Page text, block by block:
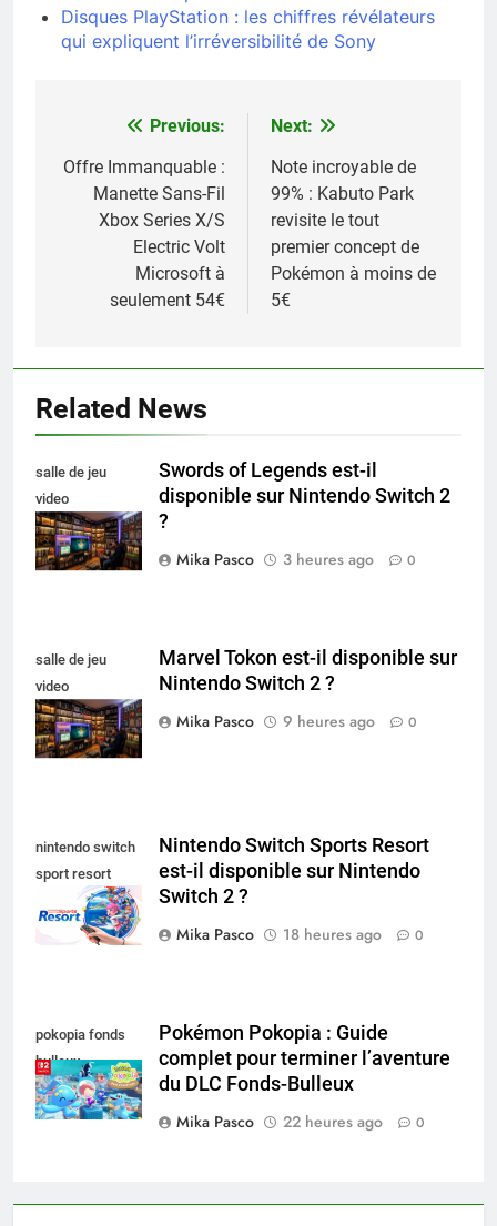
Disques PlayStation : les chiffres révélateurs
qui expliquent l’irréversibilité de Sony
Navigation
de
l’article
Previous:
Offre Immanquable :
Manette Sans-Fil
Xbox Series X/S
Electric Volt
Microsoft à
seulement 54€
Next:
Note incroyable de
99% : Kabuto Park
revisite le tout
premier concept de
Pokémon à moins de
5€
Related News
salle de jeu
video
collectionneur
Swords of Legends est-il
disponible sur Nintendo Switch 2
?
Mika Pasco
3 heures ago 0
salle de jeu
video
collectionneur
Marvel Tokon est-il disponible sur
Nintendo Switch 2 ?
Mika Pasco
9 heures ago 0
nintendo switch
sport resort
nintendo switch
Nintendo Switch Sports Resort
est-il disponible sur Nintendo
Switch 2 ?
Mika Pasco
18 heures ago 0
pokopia fonds
bulleux
Pokémon Pokopia : Guide
complet pour terminer l’aventure
du DLC Fonds-Bulleux
Mika Pasco
22 heures ago 0